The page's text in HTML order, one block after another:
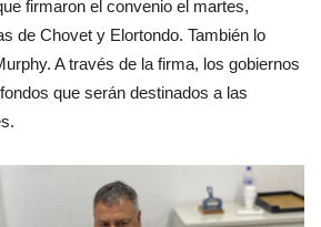
firmaron el convenio el martes,
de Chovet y Elortondo. También lo
A través de la firma, los gobiernos
que serán destinados a las